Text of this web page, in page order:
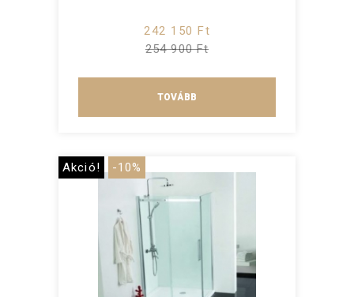
242 150 Ft
254 900 Ft
TOVÁBB
Akció! -10%